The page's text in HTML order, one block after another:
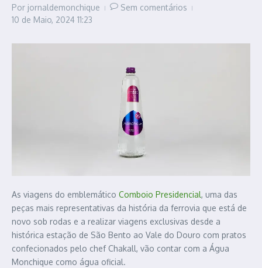
Por jornaldemonchique
Sem comentários
10 de Maio, 2024 11:23
As viagens do emblemático Comboio Presidencial, uma das
peças mais representativas da história da ferrovia que está de
novo sob rodas e a realizar viagens exclusivas desde a
histórica estação de São Bento ao Vale do Douro com pratos
confecionados pelo chef Chakall, vão contar com a Água
Monchique como água oficial.